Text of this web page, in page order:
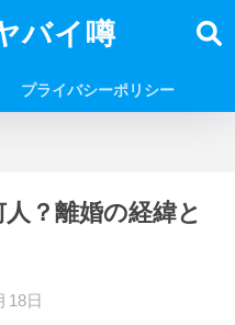
バイ噂
プライバシーポリシー
？離婚の経緯と
18日